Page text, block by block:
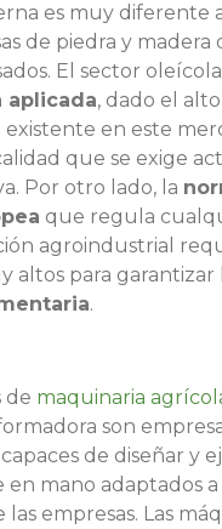
es muy diferente
de piedra y madera
El sector
aplicada, dado el
en este
que se exige
Por otro lado, la
que regula
agroindustrial
altos para garantizar
.
de maquinaria
son
capaces de diseñar y
en mano adaptados a
las empresas. Las